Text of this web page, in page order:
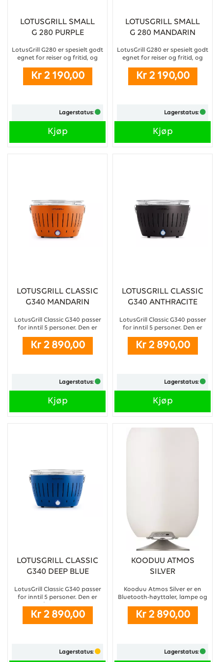
LOTUSGRILL SMALL
G 280 PURPLE
LotusGrill G280 er spesielt godt
egnet for reiser og fritid, og
kullgrillsmaken til
campingplasser, festivaler,
lett.
...
Kr 2 190,00
Lagerstatus:
Kjøp
LOTUSGRILL SMALL
G 280 MANDARIN
LotusGrill G280 er spesielt godt
egnet for reiser og fritid, og
kullgrillsmaken til
campingplasser, festivaler,
lett.
...
Kr 2 190,00
Lagerstatus:
Kjøp
LOTUSGRILL CLASSIC
G340 MANDARIN
LotusGrill Classic G340 passer
for inntil 5 personer. Den er
perfekt på camping, festival,
hjemme på terrassen eller i
skjærgården. Grillen bringer
å ta med seg. ...
Kr 2 890,00
Lagerstatus:
Kjøp
LOTUSGRILL CLASSIC
G340 ANTHRACITE
LotusGrill Classic G340 passer
for inntil 5 personer. Den er
perfekt på camping, festival,
hjemme på terrassen eller i
skjærgården. Grillen bringer
å ta med seg.
...
Kr 2 890,00
Lagerstatus:
Kjøp
LOTUSGRILL CLASSIC
G340 DEEP BLUE
LotusGrill Classic G340 passer
for inntil 5 personer. Den er
perfekt på camping, festival,
hjemme på terrassen eller i
skjærgården. Grillen bringer
å ta med seg.
...
Kr 2 890,00
Lagerstatus:
KOODUU ATMOS
SILVER
Kooduu Atmos Silver er en
Bluetooth-høyttaler, lampe og
vinkjøler i ett. ...
Kr 2 890,00
Lagerstatus: